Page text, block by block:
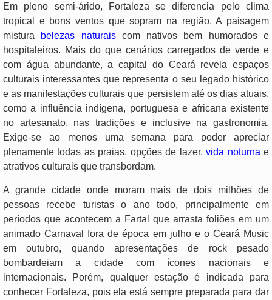
Em pleno semi-árido, Fortaleza se diferencia pelo clima
tropical e bons ventos que sopram na região. A paisagem
mistura
belezas naturaiscom nativos bem humorados e
hospitaleiros. Mais do que cenários carregados de verde e
com água abundante, a capital do Ceará revela espaços
culturais interessantes que representa o seu legado histórico
e as manifestações culturais que persistem até os dias atuais,
como a influência indígena, portuguesa e africana existente
no artesanato, nas tradições e inclusive na gastronomia.
Exige-se ao menos uma semana para poder apreciar
plenamente todas as praias, opções de lazer,vida noturna e
atrativos culturais que transbordam.
A grande cidade onde moram mais de dois milhões de
pessoas recebe turistas o ano todo, principalmente em
períodos que acontecem a Fartal que arrasta foliões em um
animado Carnaval fora de época em julho e o Ceará Music
em outubro, quando apresentações de rock pesado
bombardeiam a cidade com ícones nacionais e
internacionais. Porém, qualquer estação é indicada para
conhecer Fortaleza, pois ela está sempre preparada para dar